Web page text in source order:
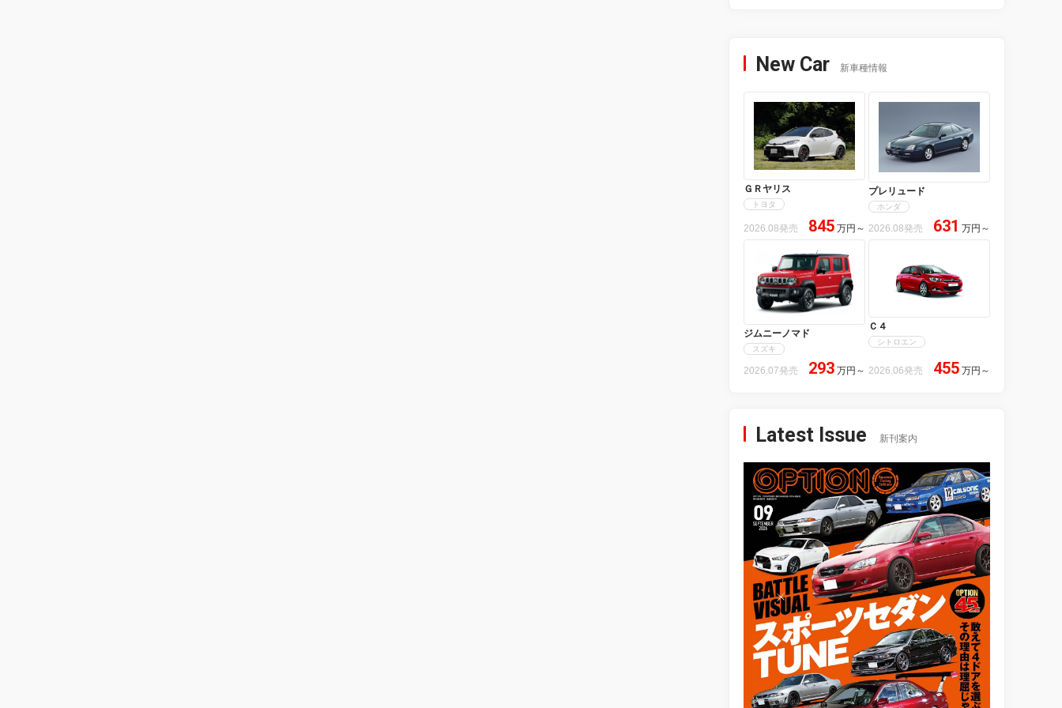
New Car 新車種情報
ＧＲヤリス
トヨタ
2026.08発売 845 万円 ～
プレリュード
ホンダ
2026.08発売 631 万円 ～
ジムニーノマド
スズキ
2026.07発売 293 万円 ～
Ｃ４
シトロエン
2026.06発売 455 万円 ～
Latest Issue 新刊案内